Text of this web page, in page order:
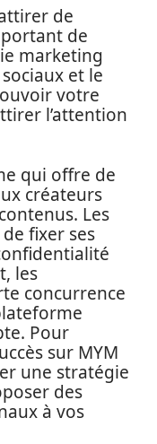
de
de
marketing
et le
votre
l’attention
qui offre de
créateurs
Les
fixer ses
les
concurrence
Pour
sur MYM
une stratégie
des
à vos